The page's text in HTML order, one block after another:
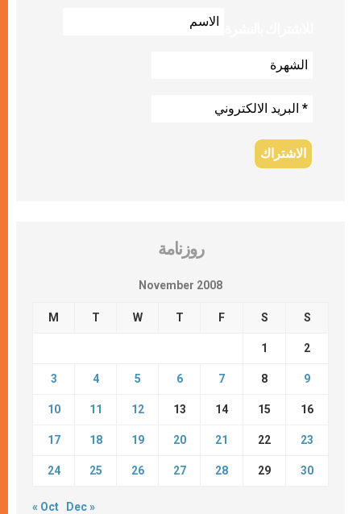
روزنامة
November 2008
M T W T F S S
1 2
3 4 5 6 7 8 9
10 11 12 13 14 15 16
17 18 19 20 21 22 23
24 25 26 27 28 29 30
« Oct Dec »